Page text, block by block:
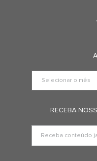
RECEBA